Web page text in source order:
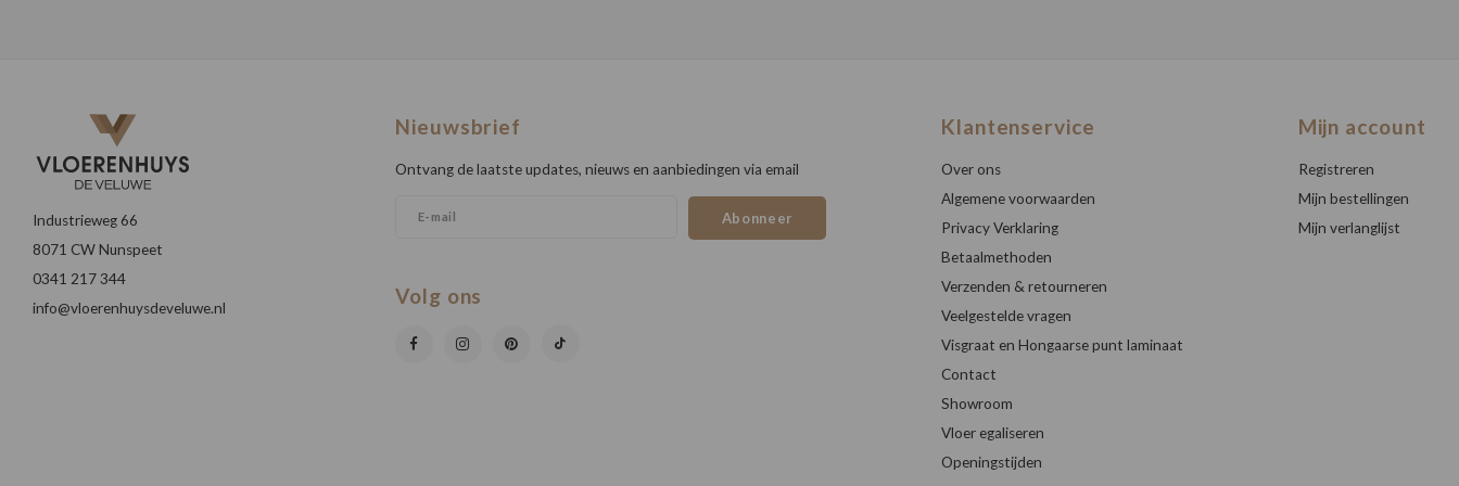
Industrieweg 66
8071 CW Nunspeet
0341 217 344
info@vloerenhuysdeveluwe.nl
Nieuwsbrief
Ontvang de laatste updates, nieuws en aanbiedingen via email
Abonneer
Volg ons
Klantenservice
Over ons
Algemene voorwaarden
Privacy Verklaring
Betaalmethoden
Verzenden & retourneren
Veelgestelde vragen
Visgraat en Hongaarse punt laminaat
Contact
Showroom
Vloer egaliseren
Openingstijden
Mijn account
Registreren
Mijn bestellingen
Mijn verlanglijst